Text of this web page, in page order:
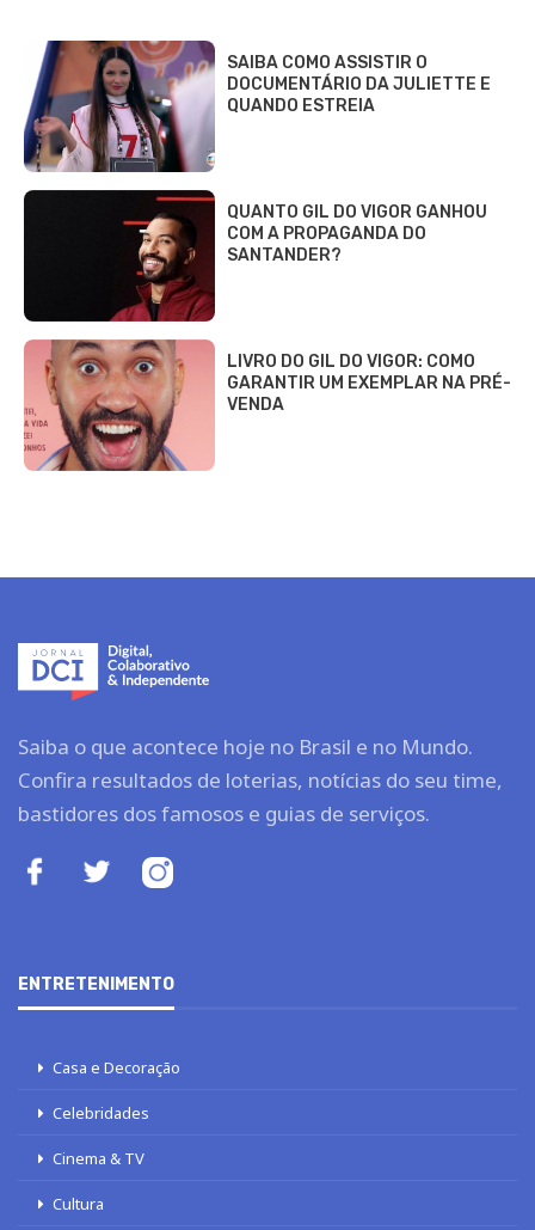
SAIBA COMO ASSISTIR O
DOCUMENTÁRIO DA JULIETTE E
QUANDO ESTREIA
QUANTO GIL DO VIGOR GANHOU
COM A PROPAGANDA DO
SANTANDER?
LIVRO DO GIL DO VIGOR: COMO
GARANTIR UM EXEMPLAR NA PRÉ-
VENDA
Saiba o que acontece hoje no Brasil e no Mundo.
Confira resultados de loterias, notícias do seu time,
bastidores dos famosos e guias de serviços.
ENTRETENIMENTO
Casa e Decoração
Celebridades
Cinema & TV
Cultura